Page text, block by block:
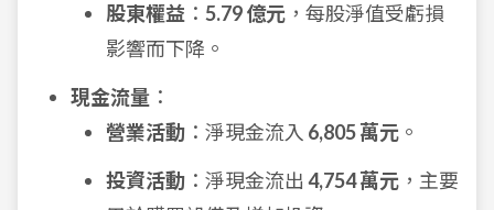
股東權益 ： 5.79 億元 ，每股淨值受虧損
影響而下降。
現金流量 ：
營業活動 ：淨現金流入 6,805 萬元 。
投資活動 ：淨現金流出 4,754 萬元 ，主要